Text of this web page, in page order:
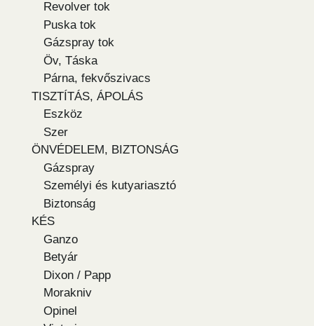
Revolver tok
Puska tok
Gázspray tok
Öv, Táska
Párna, fekvőszivacs
TISZTÍTÁS, ÁPOLÁS
Eszköz
Szer
ÖNVÉDELEM, BIZTONSÁG
Gázspray
Személyi és kutyariasztó
Biztonság
KÉS
Ganzo
Betyár
Dixon / Papp
Morakniv
Opinel